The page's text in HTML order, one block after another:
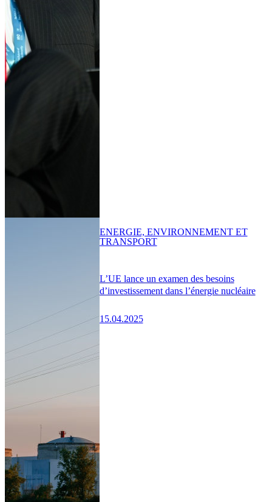
L’UE lance un examen des besoins
d’investissement dans l’énergie nucléaire
15.04.2025
ENERGIE, ENVIRONNEMENT ET
TRANSPORT